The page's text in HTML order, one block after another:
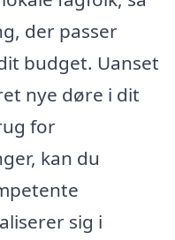
der passer
budget. Uanset
nye døre i dit
for
kan du
sig i